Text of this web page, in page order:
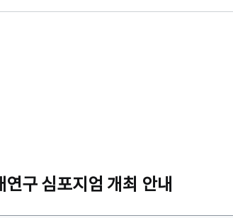
구 심포지엄 개최 안내